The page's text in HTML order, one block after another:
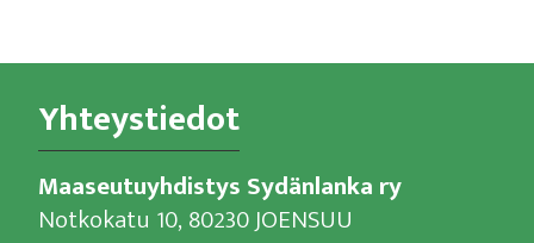
Yhteystiedot
Maaseutuyhdistys Sydänlanka ry
Notkokatu 10, 80230 JOENSUU